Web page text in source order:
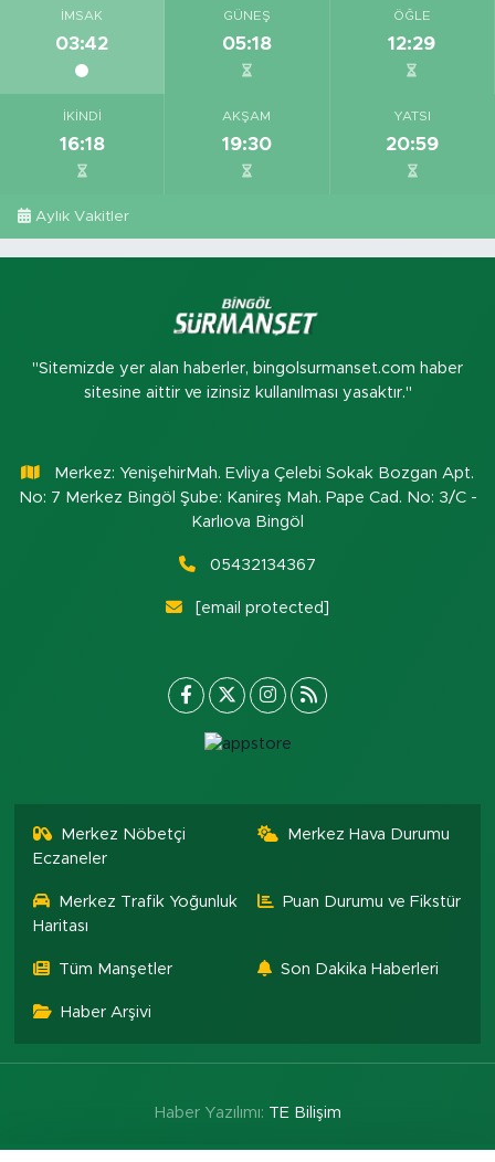
İMSAK
03:42
GÜNEŞ
05:18
ÖĞLE
12:29
İKINDI
16:18
AKŞAM
19:30
YATSI
20:59
Aylık Vakitler
"Sitemizde yer alan haberler, bingolsurmanset.com haber
sitesine aittir ve izinsiz kullanılması yasaktır."
Merkez: YenişehirMah. Evliya Çelebi Sokak Bozgan Apt.
No: 7 Merkez Bingöl Şube: Kanireş Mah. Pape Cad. No: 3/C -
Karlıova Bingöl
05432134367
[email protected]
Merkez Nöbetçi
Eczaneler
Merkez Hava Durumu
Merkez Trafik Yoğunluk
Haritası
Puan Durumu ve Fikstür
Tüm Manşetler Son Dakika Haberleri
Haber Arşivi
Haber Yazılımı: TE Bilişim